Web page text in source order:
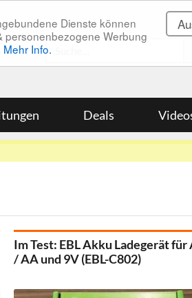
Dienste können
personenbezogene Werbung
Mehr Info.
Deals
Im Test: EBL Akku Ladegerät für
/ AA und 9V (EBL-C802)